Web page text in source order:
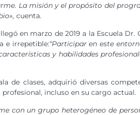
La misión y el propósito del
cuenta.
en marzo de 2019 a la Escuela
e irrepetible:“Participar en este
y habilidades
de clases, adquirió diversas
incluso en su cargo actual.
con un grupo heterogéneo de